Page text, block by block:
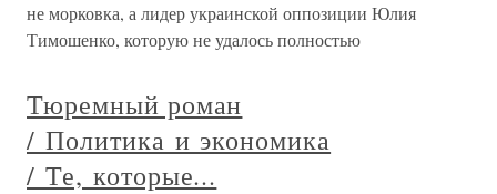
не морковка, а лидер украинской оппозиции Юлия
Тимошенко, которую не удалось полностью
Тюремный роман
/ Политика и экономика
/ Те, которые...